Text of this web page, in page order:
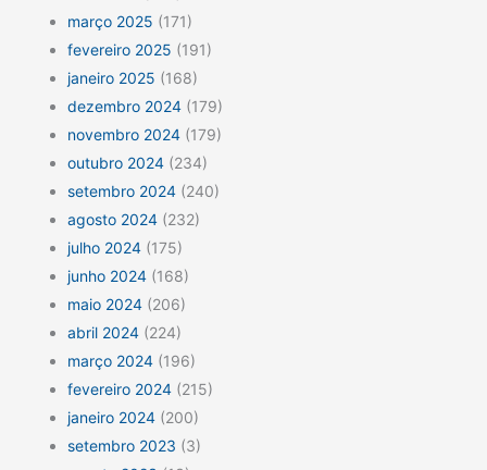
março 2025 (171)
fevereiro 2025 (191)
janeiro 2025 (168)
dezembro 2024 (179)
novembro 2024 (179)
outubro 2024 (234)
setembro 2024 (240)
agosto 2024 (232)
julho 2024 (175)
junho 2024 (168)
maio 2024 (206)
abril 2024 (224)
março 2024 (196)
fevereiro 2024 (215)
janeiro 2024 (200)
setembro 2023 (3)